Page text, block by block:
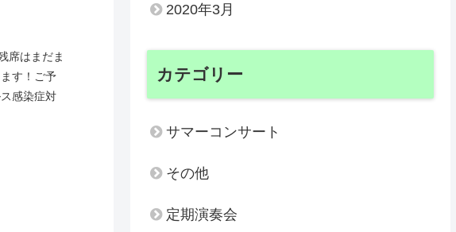
席はまだま
す！ご予
感染症対
2020年3月
カテゴリー
サマーコンサート
その他
定期演奏会